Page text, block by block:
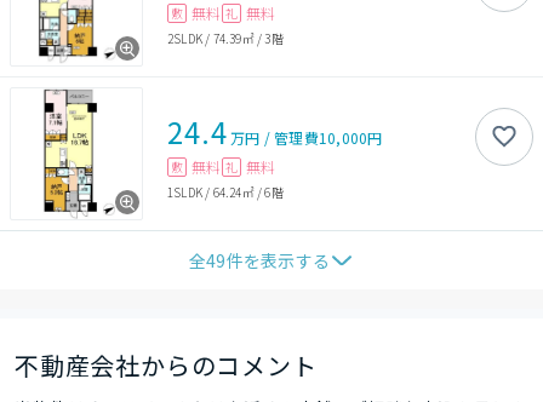
敷 無料 礼 無料
2SLDK / 74.39㎡/3階
24.4万円 /管理費10,000円
敷 無料 礼 無料
1SLDK / 64.24㎡/6階
全49件を表示する
不動産会社からのコメント